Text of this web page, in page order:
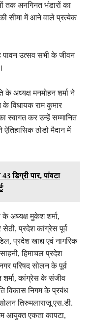
तक अनगिनत भंडारों का
सीमा में आने वाले प्रत्येक
पावन उत्सव सभी के जीवन
अध्यक्ष मनमोहन शर्मा ने
के विधायक राम कुमार
स्वागत कर उन्हें सम्मानित
ठोडो मैदान में
डिग्री पार, पांवटा
अध्यक्ष मुकेश शर्मा,
प्रदेश कांग्रेस पूर्व
प्रदेश खाद्य एवं नागरिक
हिमाचल प्रदेश
परिषद सोलन के पूर्व
शर्मा, कांग्रेस के संजीव
विकास निगम के प्रबंध
तिरुमलाराजू एस.डी.
आयुक्त एकता कापटा,